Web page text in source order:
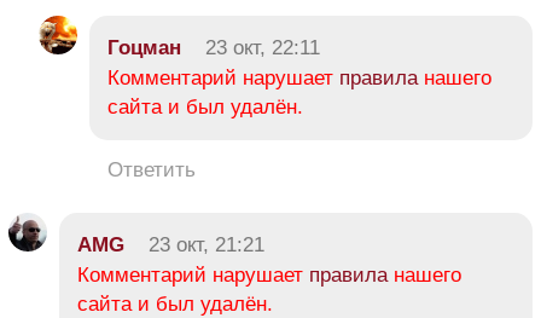
Гоцман
23 окт, 22:11
Комментарий нарушает правиланашего
сайта и был удалён.
Ответить
AMG
23 окт, 21:21
Комментарий нарушает правиланашего
сайта и был удалён.